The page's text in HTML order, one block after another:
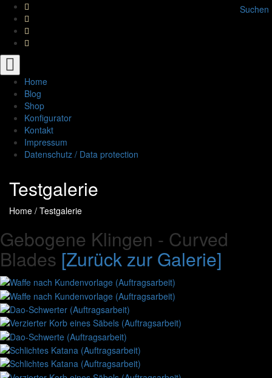
Suchen
Toggle
navigation
Home
Blog
Shop
Konfigurator
Kontakt
Impressum
Datenschutz / Data protection
Testgalerie
Home / Testgalerie
Gebogene Klingen - Curved
Blades [Zurück zur Galerie]